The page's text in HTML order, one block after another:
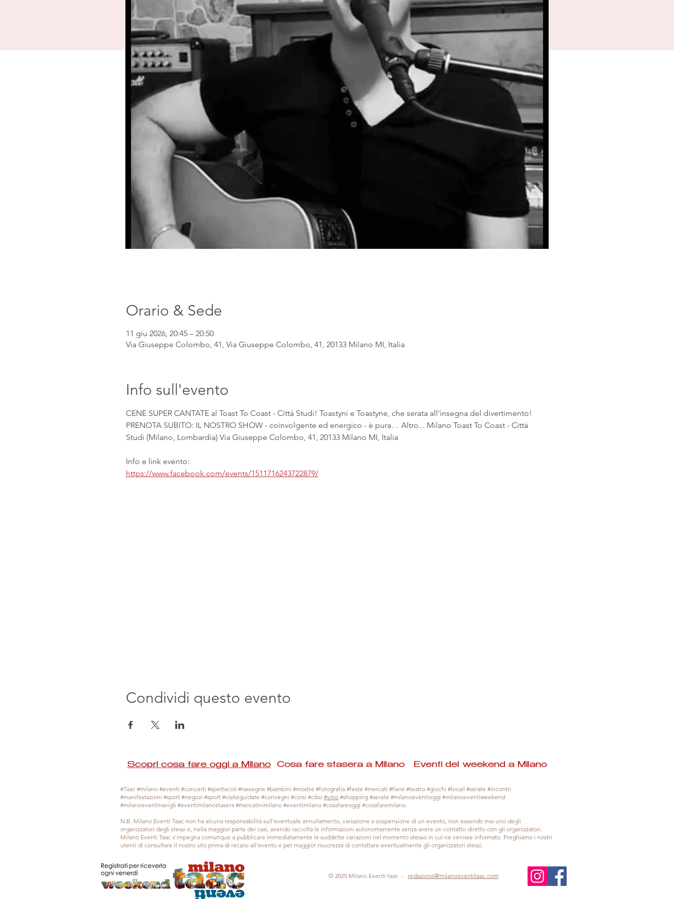
Orario & Sede
11 giu 2026, 20:45 – 20:50
Via Giuseppe Colombo, 41, Via Giuseppe Colombo, 41, 20133 Milano MI, Italia
Info sull'evento
CENE SUPER CANTATE al Toast To Coast - Città Studi! Toastyni e Toastyne, che serata all'insegna del divertimento!
PRENOTA SUBITO: IL NOSTRO SHOW - coinvolgente ed energico - è pura… Altro... Milano Toast To Coast - Città
Studi (Milano, Lombardia) Via Giuseppe Colombo, 41, 20133 Milano MI, Italia
Info e link evento:
https://www.facebook.com/events/1511716243722879/
Condividi questo evento
Scopri cosa fare oggi a MilanoCosa fare stasera a Milano Eventi del weekend a Milano
#Taac #milano #eventi #concerti #spettacoli #rassegne #bambini #mostre #fotografia #feste #mercati #fiere #teatro #giochi #locali #serate #incontri
#manifestazioni #sport #negozi #sport #visiteguidate #convegni #corsi #cibo #vino #shopping #serate #milanoeventioggi #milanoeventiweekend
#milanoeventinavigli #eventimilanostasera #mercatinimilano #eventimilano #cosafareoggi #cosafaremilano.
N.B. Milano Eventi Taac non ha alcuna responsabilità sull'eventuale annullamento, variazione o sospensione di un evento, non essendo mai uno degli
organizzatori degli stessi e, nella maggior parte dei casi, avendo raccolta le informazioni autonomamente senza avere un contatto diretto con gli organizzatori.
Milano Eventi Taac s'impegna comunque a pubblicare immediatamente le suddette variazioni nel momento stesso in cui ne venisse informato. Preghiamo i nostri
utenti di consultare il nostro sito prima di recarsi all'evento e per maggior risucrezza di contattare eventualmente gli organizzatori stessi.
© 2025 Milano Eventi taac - redazione@milanoeventitaac.com